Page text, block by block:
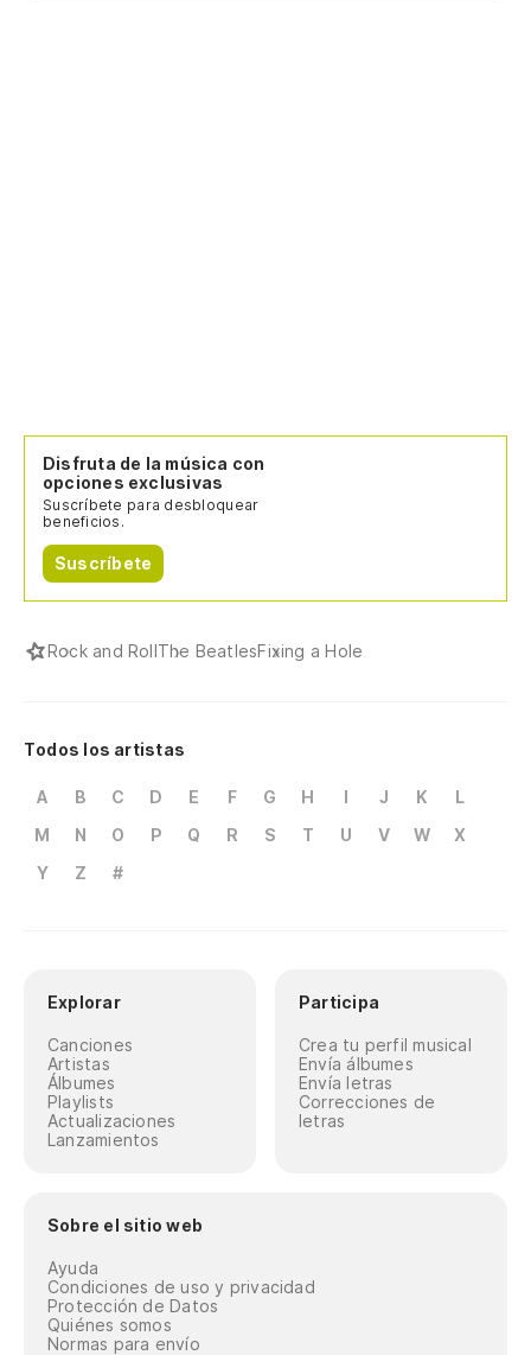
Disfruta de la música con
opciones exclusivas
Suscríbete para desbloquear
beneficios.
Suscríbete
Rock and RollThe BeatlesFixing a Hole
Todos los artistas
A B C D E F G H I J K
L
M
N O P Q R S T U V W
X
Y
Z #
Explorar
Canciones
Artistas
Álbumes
Playlists
Actualizaciones
Lanzamientos
Participa
Crea tu perfil musical
Envía álbumes
Envía letras
Correcciones de
letras
Sobre el sitio web
Ayuda
Condiciones de uso y privacidad
Protección de Datos
Quiénes somos
Normas para envío